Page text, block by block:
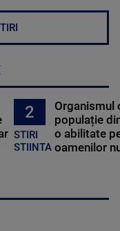
2
STIRI
STIINTA
Organismul
populație
o abilitate
oamenilor